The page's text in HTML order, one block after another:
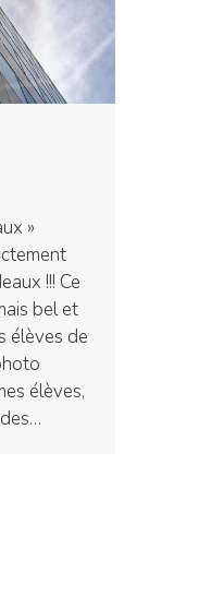
»
!!! Ce
bel et
élèves de
élèves,